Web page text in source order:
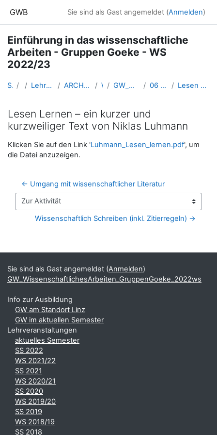
GWB Sie sind als Gast angemeldet (Anmelden)
Einführung in das wissenschaftliche
Arbeiten - Gruppen Goeke - WS
2022/23
Startseite Kurse Lehramtsausbildung GW im Cluster Österreich Mitte ARCHIV - Lehrveranstaltungen am Standort Linz - seit 2016 WS_2022/23 GW_WissenschaftlichesArbeiten_GruppenGoeke_2022ws 06 – Lesen (lernen) & Zitieren // 10.11.2022 Lesen Lernen – ein kurzer und kurzweiliger Text von Niklas Luhmann
Lesen Lernen – ein kurzer und
kurzweiliger Text von Niklas Luhmann
Abschlussbedingungen
Klicken Sie auf den Link 'Luhmann_Lesen_lernen.pdf', um
die Datei anzuzeigen.
← Umgang mit wissenschaftlicher Literatur
Zur Aktivität
Wissenschaftlich Schreiben (inkl. Zitierregeln) →
Ergänzungsblöcke
Sie sind als Gast angemeldet (Anmelden)
GW_WissenschaftlichesArbeiten_GruppenGoeke_2022ws
Info zur Ausbildung
GW am Standort Linz
GW im aktuellen Semester
Lehrveranstaltungen
aktuelles Semester
SS 2022
WS 2021/22
SS 2021
WS 2020/21
SS 2020
WS 2019/20
SS 2019
WS 2018/19
SS 2018